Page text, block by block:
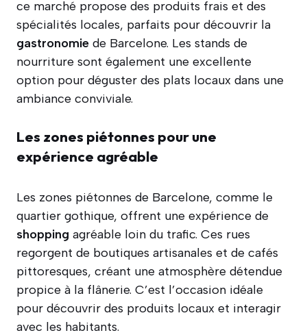
ce marché propose des produits frais et des
spécialités locales, parfaits pour découvrir la
gastronomie de Barcelone. Les stands de
nourriture sont également une excellente
option pour déguster des plats locaux dans une
ambiance conviviale.
Les zones piétonnes pour une
expérience agréable
Les zones piétonnes de Barcelone, comme le
quartier gothique, offrent une expérience de
shopping agréable loin du trafic. Ces rues
regorgent de boutiques artisanales et de cafés
pittoresques, créant une atmosphère détendue
propice à la flânerie. C’est l’occasion idéale
pour découvrir des produits locaux et interagir
avec les habitants.